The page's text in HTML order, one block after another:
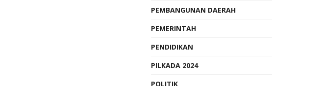
PEMBANGUNAN DAERAH
PEMERINTAH
PENDIDIKAN
PILKADA 2024
POLITIK